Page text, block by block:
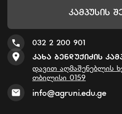
Კამპუსის
032 2 200 901
Კახა Ბენდუქიძის
დავით აღმაშენებლის
თბილისი 0159
info@agruni.edu.ge